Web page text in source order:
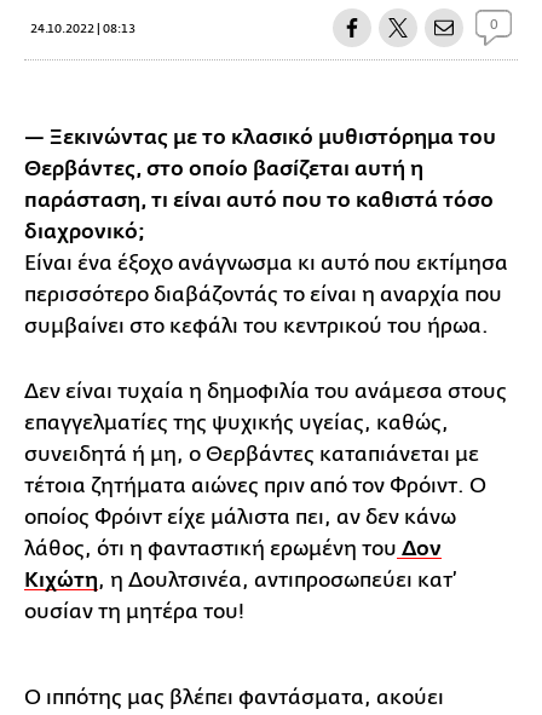
24.10.2022 | 08:13 0
— Ξεκινώντας με το κλασικό μυθιστόρημα του
Θερβάντες, στο οποίο βασίζεται αυτή η
παράσταση, τι είναι αυτό που το καθιστά τόσο
διαχρονικό;
Είναι ένα έξοχο ανάγνωσμα κι αυτό που εκτίμησα
περισσότερο διαβάζοντάς το είναι η αναρχία που
συμβαίνει στο κεφάλι του κεντρικού του ήρωα.
Δεν είναι τυχαία η δημοφιλία του ανάμεσα στους
επαγγελματίες της ψυχικής υγείας, καθώς,
συνειδητά ή μη, ο Θερβάντες καταπιάνεται με
τέτοια ζητήματα αιώνες πριν από τον Φρόιντ. Ο
οποίος Φρόιντ είχε μάλιστα πει, αν δεν κάνω
λάθος, ότι η φανταστική ερωμένη του Δον
Κιχώτη, η Δουλτσινέα, αντιπροσωπεύει κατ’
ουσίαν τη μητέρα του!
Ο ιππότης μας βλέπει φαντάσματα, ακούει